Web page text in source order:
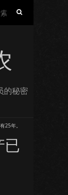
的秘密
25年。
已